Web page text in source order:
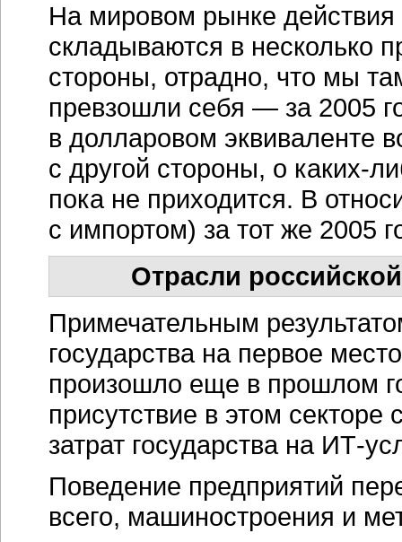
На мировом рынке
складываются в несколько
стороны, отрадно, что мы
превзошли себя — за 2005
в долларовом эквиваленте
с другой стороны, о каких-
пока не приходится. В
с импортом) за тот же 2005
Отрасли
Примечательным
государства на первое
произошло еще в прошлом
присутствие в этом
затрат государства на ИТ-
Поведение предприятий
всего, машиностроения и